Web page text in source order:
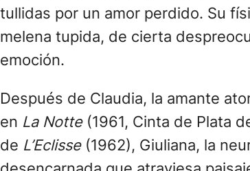
tullidas por un amor perdido. Su
melena tupida, de cierta
emoción.
Después de Claudia, la amante
en La Notte(1961, Cinta de Plata
de L’Eclisse(1962), Giuliana, la